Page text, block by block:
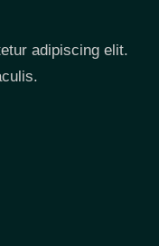
adipiscing elit.